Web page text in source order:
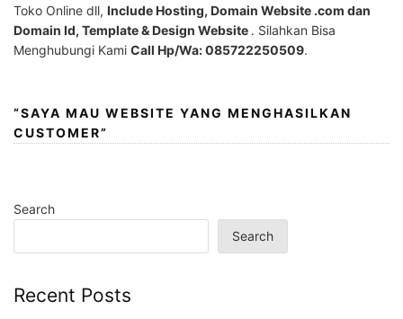
Toko Online dll, Include Hosting, Domain Website .com dan
Domain Id, Template & Design Website . Silahkan Bisa
Menghubungi Kami Call Hp/Wa: 085722250509.
“SAYA MAU WEBSITE YANG MENGHASILKAN
CUSTOMER”
Search
Search
Recent Posts